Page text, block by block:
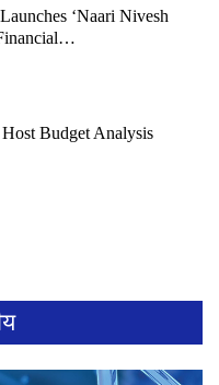
‘Naari Nivesh
Budget Analysis